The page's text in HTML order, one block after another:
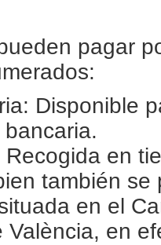
pagar
Disponible
en
también
en el
València, en